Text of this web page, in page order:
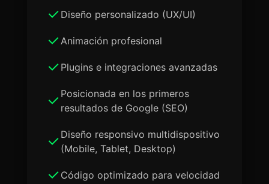
Diseño personalizado (UX/UI)
Animación profesional
Plugins e integraciones avanzadas
Posicionada en los primeros
resultados de Google (SEO)
Diseño responsivo multidispositivo
(Mobile, Tablet, Desktop)
Código optimizado para velocidad